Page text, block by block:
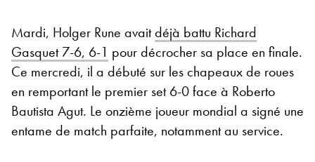
Mardi, Holger Rune avaitdéjà battu Richard
Gasquet 7-6, 6-1 pour décrocher sa place en finale.
Ce mercredi, il a débuté sur les chapeaux de roues
en remportant le premier set 6-0 face à Roberto
Bautista Agut. Le onzième joueur mondial a signé une
entame de match parfaite, notamment au service.